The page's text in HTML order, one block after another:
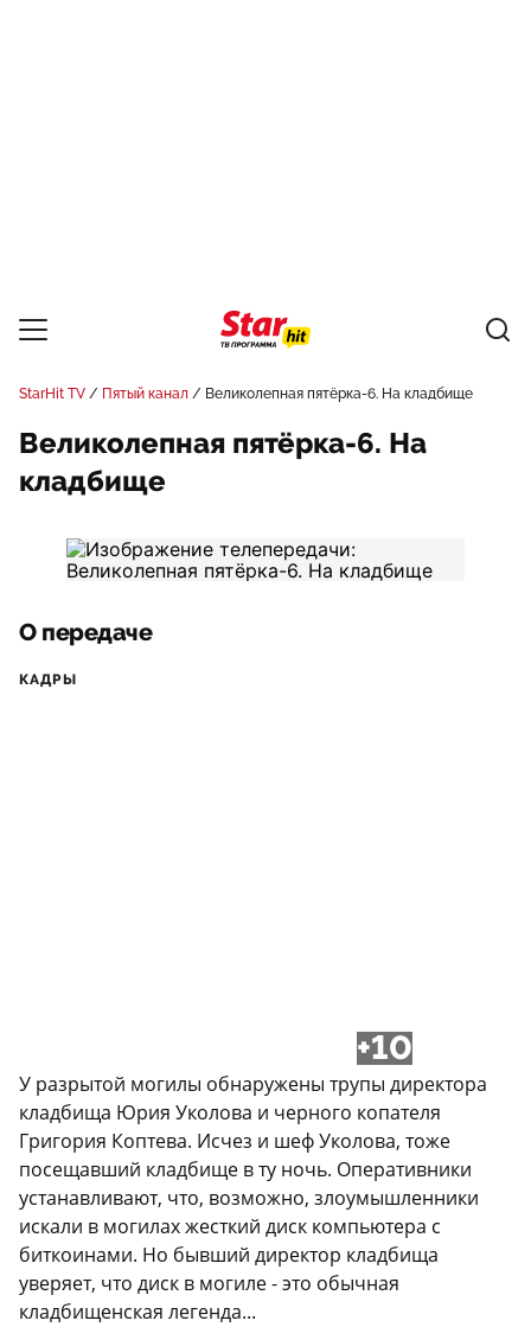
StarHit TV Пятый канал Великолепная пятёрка-6. На кладбище
Великолепная пятёрка-6. На
кладбище
О передаче
КАДРЫ
+10
У разрытой могилы обнаружены трупы директора
кладбища Юрия Уколова и черного копателя
Григория Коптева. Исчез и шеф Уколова, тоже
посещавший кладбище в ту ночь. Оперативники
устанавливают, что, возможно, злоумышленники
искали в могилах жесткий диск компьютера с
биткоинами. Но бывший директор кладбища
уверяет, что диск в могиле - это обычная
кладбищенская легенда...